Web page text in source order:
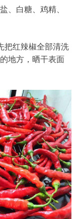
、白糖、鸡精、
把红辣椒全部清洗
地方，晒干表面